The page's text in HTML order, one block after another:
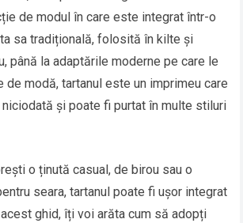
de modul în care este integrat într-o
sa tradițională, folosită în kilte și
până la adaptările moderne pe care le
modă, tartanul este un imprimeu care
și poate fi purtat în multe stiluri
o ținută casual, de birou sau o
seara, tartanul poate fi ușor integrat
ghid, îți voi arăta cum să adopți